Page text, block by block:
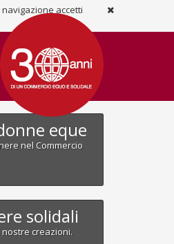
accetti
eque
nel Commercio
solidali
nostre creazioni.